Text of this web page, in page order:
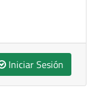
Iniciar Sesión